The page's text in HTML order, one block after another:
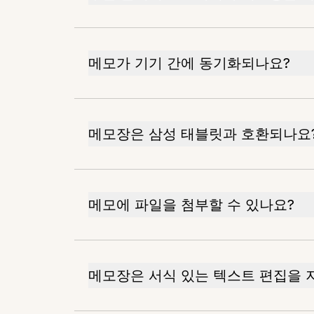
메모가 기기 간에 동기화되나요?
메모장은 삼성 태블릿과 호환되나요
메모에 파일을 첨부할 수 있나요?
메모장은 서식 있는 텍스트 편집을